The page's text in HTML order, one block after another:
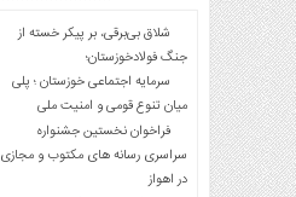
شلاق‌ بی‌برقی، بر پیکر خسته‌ از
جنگ فولادخوزستان؛
سرمایه اجتماعی خوزستان ؛ پلی
میان تنوع قومی و امنیت ملی
فراخوان نخستین جشنواره
سراسری رسانه های مکتوب و مجازی
در اهواز